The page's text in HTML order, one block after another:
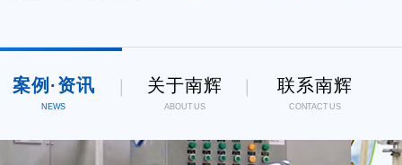
案例·资讯
NEWS
关于南辉
ABOUT US
联系南辉
CONTACT US